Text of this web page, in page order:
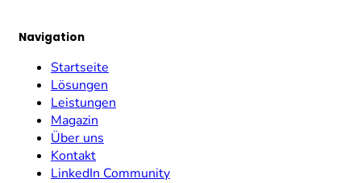
Navigation
Startseite
Lösungen
Leistungen
Magazin
Über uns
Kontakt
LinkedIn Community